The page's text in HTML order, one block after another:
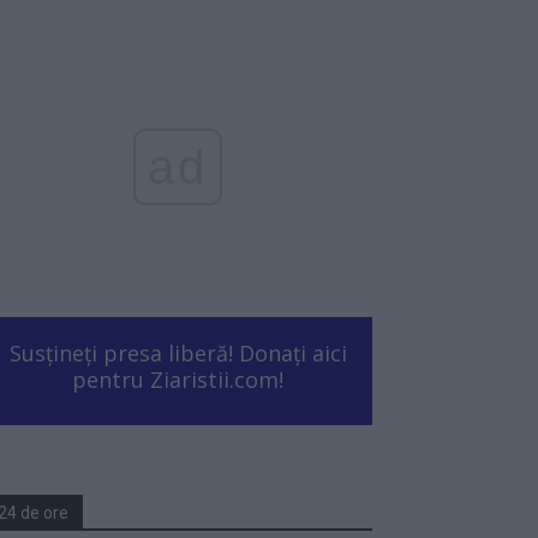
Susțineți presa liberă! Donați aici
pentru Ziaristii.com!
de ore